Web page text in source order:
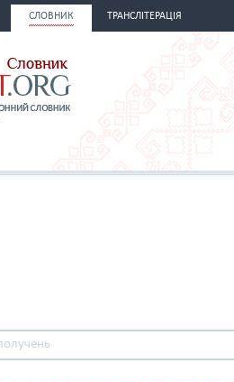
СЛОВНИК ТРАНСЛІТЕРАЦІЯ